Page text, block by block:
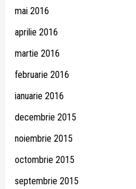
mai 2016
aprilie 2016
martie 2016
februarie 2016
ianuarie 2016
decembrie 2015
noiembrie 2015
octombrie 2015
septembrie 2015